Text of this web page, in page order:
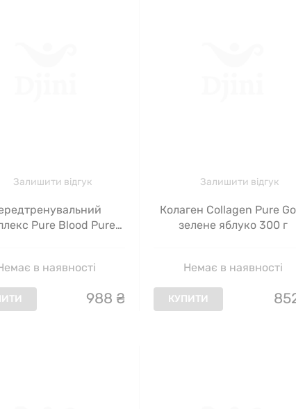
Залишити відгук
Pure Blood Pure
в наявності
988 ₴
Залишити відгук
Колаген Collagen Pure
зелене яблуко 300 г
Немає в наявності
КУПИТИ